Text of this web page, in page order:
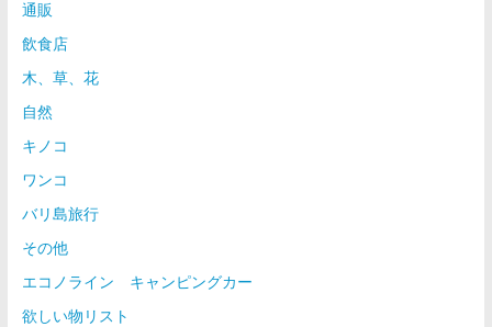
通販
飲食店
木、草、花
自然
キノコ
ワンコ
バリ島旅行
その他
エコノライン キャンピングカー
欲しい物リスト